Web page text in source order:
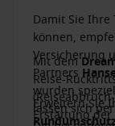
Damit Sie
können,
Versicherung
Partners
wurden
lassen sich
Mit dem
Reise-
Erstattung
Erweitern Sie